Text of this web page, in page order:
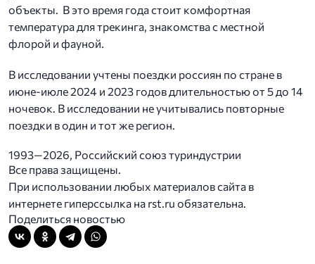
объекты. В это время года стоит комфортная
температура для трекинга, знакомства с местной
флорой и фауной.
В исследовании учтены поездки россиян по стране в
июне-июле 2024 и 2023 годов длительностью от 5 до 14
ночевок. В исследовании не учитывались повторные
поездки в один и тот же регион.
1993—2026, Российский союз туриндустрии
Все права защищены.
При использовании любых материалов сайта в
интернете гиперссылка на rst.ru обязательна.
Поделиться новостью